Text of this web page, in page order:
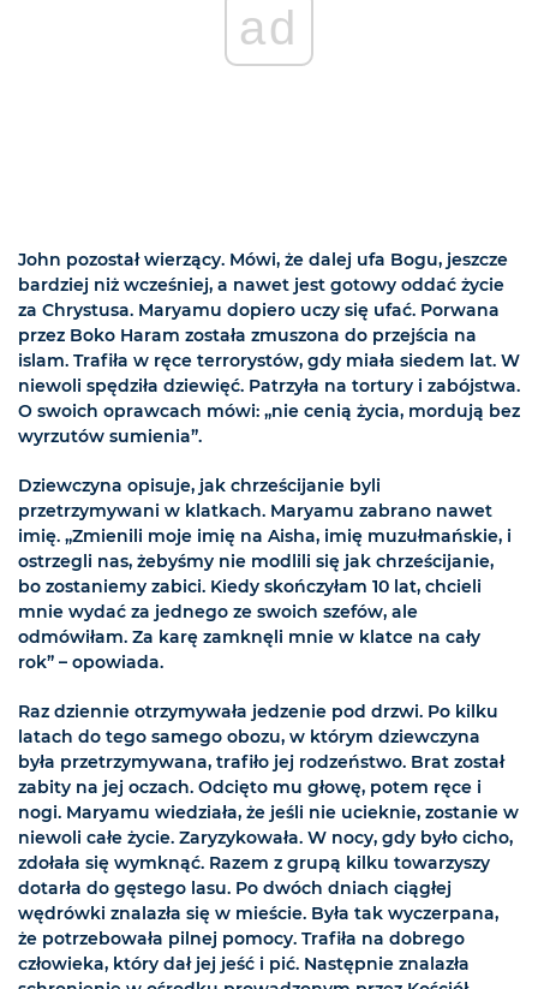
ad
John pozostał wierzący. Mówi, że dalej ufa Bogu, jeszcze
bardziej niż wcześniej, a nawet jest gotowy oddać życie
za Chrystusa. Maryamu dopiero uczy się ufać. Porwana
przez Boko Haram została zmuszona do przejścia na
islam. Trafiła w ręce terrorystów, gdy miała siedem lat. W
niewoli spędziła dziewięć. Patrzyła na tortury i zabójstwa.
O swoich oprawcach mówi: „nie cenią życia, mordują bez
wyrzutów sumienia”.
Dziewczyna opisuje, jak chrześcijanie byli
przetrzymywani w klatkach. Maryamu zabrano nawet
imię. „Zmienili moje imię na Aisha, imię muzułmańskie, i
ostrzegli nas, żebyśmy nie modlili się jak chrześcijanie,
bo zostaniemy zabici. Kiedy skończyłam 10 lat, chcieli
mnie wydać za jednego ze swoich szefów, ale
odmówiłam. Za karę zamknęli mnie w klatce na cały
rok” – opowiada.
Raz dziennie otrzymywała jedzenie pod drzwi. Po kilku
latach do tego samego obozu, w którym dziewczyna
była przetrzymywana, trafiło jej rodzeństwo. Brat został
zabity na jej oczach. Odcięto mu głowę, potem ręce i
nogi. Maryamu wiedziała, że jeśli nie ucieknie, zostanie w
niewoli całe życie. Zaryzykowała. W nocy, gdy było cicho,
zdołała się wymknąć. Razem z grupą kilku towarzyszy
dotarła do gęstego lasu. Po dwóch dniach ciągłej
wędrówki znalazła się w mieście. Była tak wyczerpana,
że potrzebowała pilnej pomocy. Trafiła na dobrego
człowieka, który dał jej jeść i pić. Następnie znalazła